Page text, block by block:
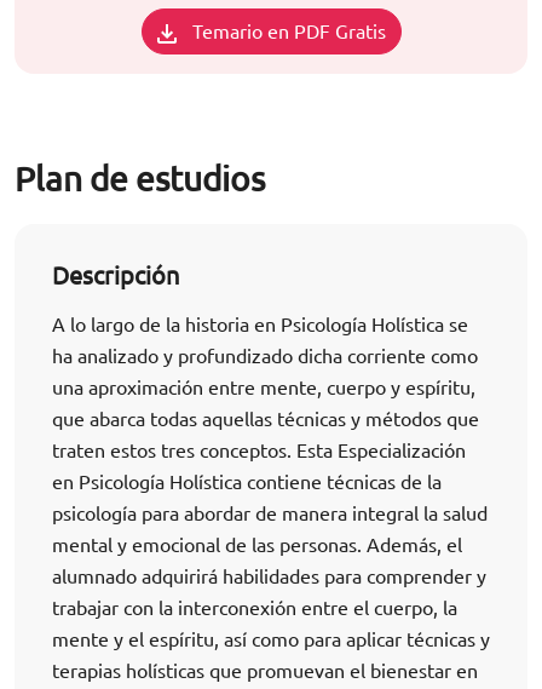
Temario en PDF Gratis
Plan de estudios
Descripción
A lo largo de la historia en Psicología Holística se
ha analizado y profundizado dicha corriente como
una aproximación entre mente, cuerpo y espíritu,
que abarca todas aquellas técnicas y métodos que
traten estos tres conceptos. Esta Especialización
en Psicología Holística contiene técnicas de la
psicología para abordar de manera integral la salud
mental y emocional de las personas. Además, el
alumnado adquirirá habilidades para comprender y
trabajar con la interconexión entre el cuerpo, la
mente y el espíritu, así como para aplicar técnicas y
terapias holísticas que promuevan el bienestar en